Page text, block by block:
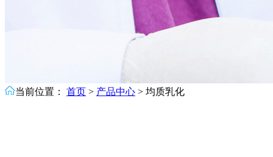
当前位置： 首页 > 产品中心 > 均质乳化